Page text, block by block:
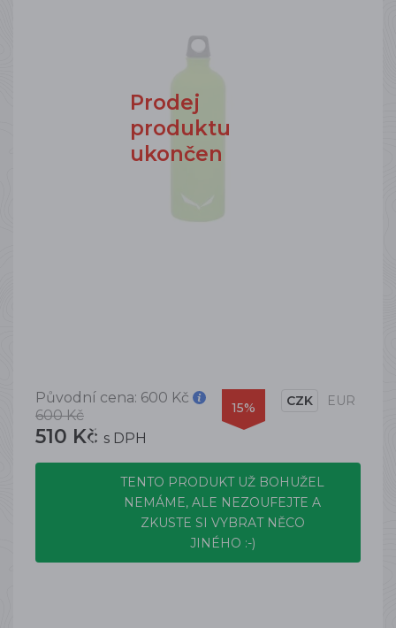
Prodej
produktu
ukončen
Původní cena: 600 Kč
600 Kč
510 Kč s DPH
15% CZK EUR
TENTO PRODUKT UŽ BOHUŽEL
NEMÁME, ALE NEZOUFEJTE A
ZKUSTE SI VYBRAT NĚCO
JINÉHO :-)